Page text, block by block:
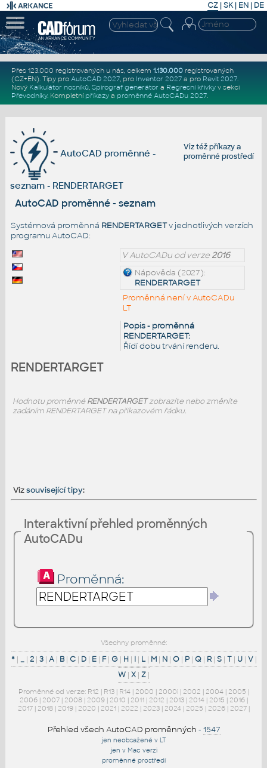
CZ | SK| EN | DE
Přes 123.000 registrovaných u nás, celkem 1.130.000registrovaných
(CZ+EN). Tipy pro AutoCAD 2027, pro Inventor 2027a pro Revit 2027.
Nový Kalkulátor nosníků, Spirograf generátor a Regresní křivkyv sekci
Převodníky. Kompletní příkazya proměnné AutoCADu 2027.
Viz téžpříkazya
proměnné prostředí
AutoCAD proměnné -
seznam - RENDERTARGET
AutoCAD proměnné - seznam
Systémová proměnná RENDERTARGETv jednotlivých verzích
programu AutoCAD:
V AutoCADu od verze2016
Nápověda (2027):
RENDERTARGET
Proměnná není v AutoCADu
LT
Popis - proměnná
RENDERTARGET:
Řídí dobu trvání renderu.
RENDERTARGET
Hodnotu proměnnéRENDERTARGETzobrazíte nebo změníte
zadáním RENDERTARGET na příkazovém řádku.
Vizsouvisející tipy:
Interaktivní přehled proměnných
AutoCADu
Proměnná:
Všechny proměnné:
*| _| 2| 3| A| B| C| D| E| F| G| H | I| L| M| N| O| P| Q| R| S| T| U| V|
W | X | Z |
Proměnné od verze: R12 | R13 | R14 | 2000 | 2000i | 2002 | 2004 | 2005 |
2006 | 2007 | 2008 | 2009 | 2010 | 2011 | 2012 | 2013 | 2014 | 2015 | 2016 |
2017 | 2018 | 2019 | 2020 | 2021 | 2022 | 2023 | 2024 | 2025 | 2026 | 2027 |
Přehled všech AutoCAD proměnných - 1547
jen neobsažené v LT
jen v Mac verzi
proměnné prostředí